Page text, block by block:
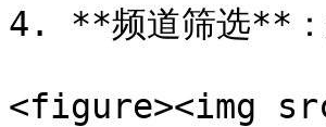
4. **频道筛选**：
<figure><img